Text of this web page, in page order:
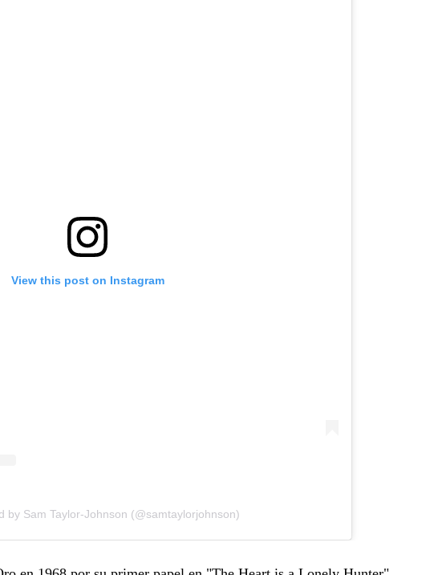
View this post on Instagram
by Sam Taylor-Johnson (@samtaylorjohnson)